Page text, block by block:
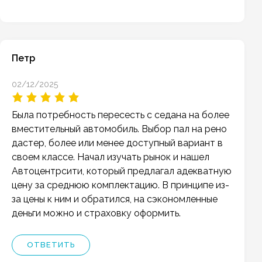
Петр
02/12/2025
Была потребность пересесть с седана на более
вместительный автомобиль. Выбор пал на рено
дастер, более или менее доступный вариант в
своем классе. Начал изучать рынок и нашел
Автоцентрсити, который предлагал адекватную
цену за среднюю комплектацию. В принципе из-
за цены к ним и обратился, на сэкономленные
деньги можно и страховку оформить.
ОТВЕТИТЬ